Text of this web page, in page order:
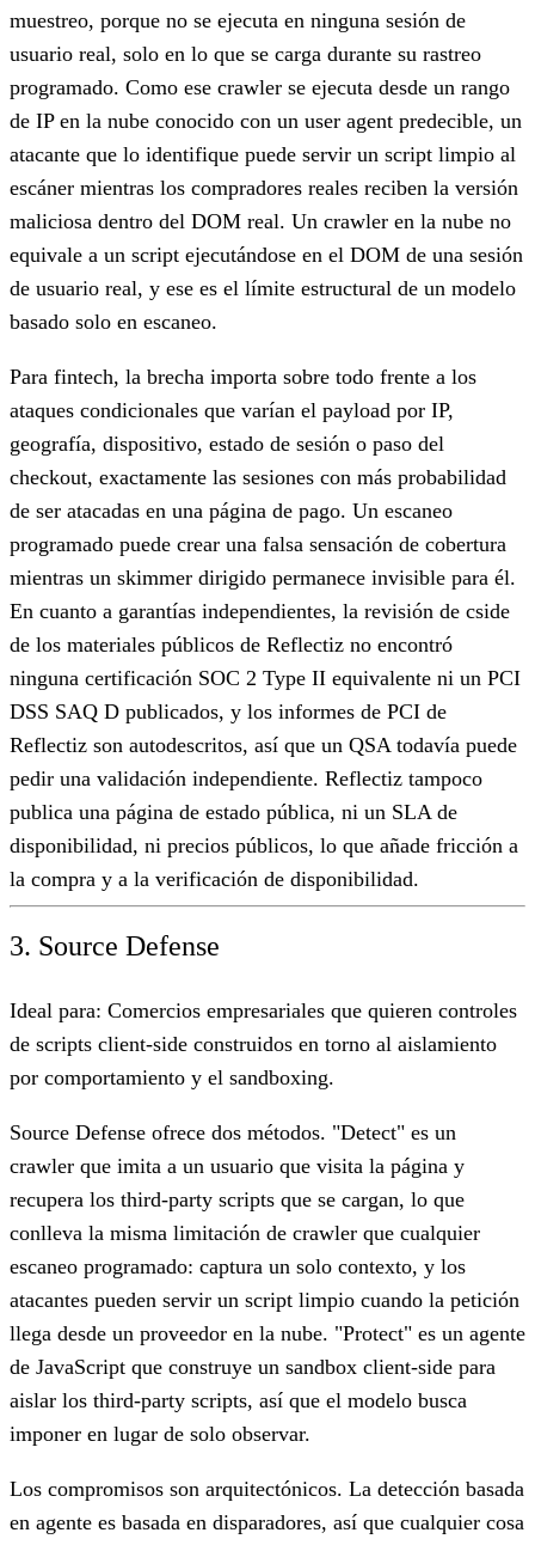
muestreo, porque no se ejecuta en ninguna sesión de
usuario real, solo en lo que se carga durante su rastreo
programado. Como ese crawler se ejecuta desde un rango
de IP en la nube conocido con un user agent predecible, un
atacante que lo identifique puede servir un script limpio al
escáner mientras los compradores reales reciben la versión
maliciosa dentro del DOM real. Un crawler en la nube no
equivale a un script ejecutándose en el DOM de una sesión
de usuario real, y ese es el límite estructural de un modelo
basado solo en escaneo.
Para fintech, la brecha importa sobre todo frente a los
ataques condicionales que varían el payload por IP,
geografía, dispositivo, estado de sesión o paso del
checkout, exactamente las sesiones con más probabilidad
de ser atacadas en una página de pago. Un escaneo
programado puede crear una falsa sensación de cobertura
mientras un skimmer dirigido permanece invisible para él.
En cuanto a garantías independientes, la revisión de cside
de los materiales públicos de Reflectiz no encontró
ninguna certificación SOC 2 Type II equivalente ni un PCI
DSS SAQ D publicados, y los informes de PCI de
Reflectiz son autodescritos, así que un QSA todavía puede
pedir una validación independiente. Reflectiz tampoco
publica una página de estado pública, ni un SLA de
disponibilidad, ni precios públicos, lo que añade fricción a
la compra y a la verificación de disponibilidad.
3. Source Defense
Ideal para: Comercios empresariales que quieren controles
de scripts client-side construidos en torno al aislamiento
por comportamiento y el sandboxing.
Source Defense ofrece dos métodos. "Detect" es un
crawler que imita a un usuario que visita la página y
recupera los third-party scripts que se cargan, lo que
conlleva la misma limitación de crawler que cualquier
escaneo programado: captura un solo contexto, y los
atacantes pueden servir un script limpio cuando la petición
llega desde un proveedor en la nube. "Protect" es un agente
de JavaScript que construye un sandbox client-side para
aislar los third-party scripts, así que el modelo busca
imponer en lugar de solo observar.
Los compromisos son arquitectónicos. La detección basada
en agente es basada en disparadores, así que cualquier cosa